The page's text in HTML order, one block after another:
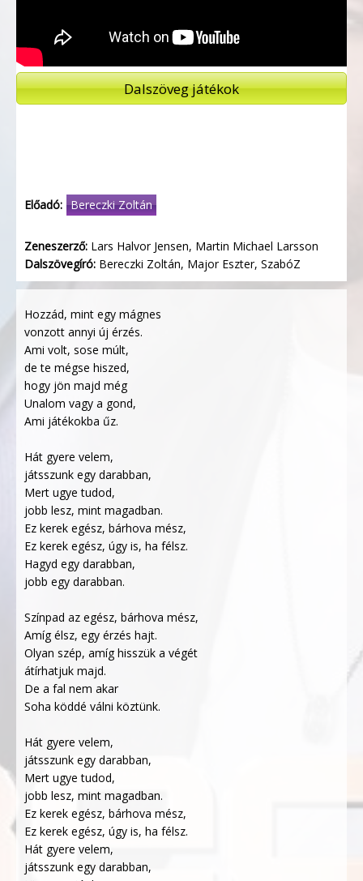
Dalszöveg játékok
Előadó: Bereczki Zoltán
Zeneszerző: Lars Halvor Jensen, Martin Michael Larsson
Dalszövegíró: Bereczki Zoltán, Major Eszter, SzabóZ
Hozzád, mint egy mágnes
vonzott annyi új érzés.
Ami volt, sose múlt,
de te mégse hiszed,
hogy jön majd még
Unalom vagy a gond,
Ami játékokba űz.
Hát gyere velem,
játsszunk egy darabban,
Mert ugye tudod,
jobb lesz, mint magadban.
Ez kerek egész, bárhova mész,
Ez kerek egész, úgy is, ha félsz.
Hagyd egy darabban,
jobb egy darabban.
Színpad az egész, bárhova mész,
Amíg élsz, egy érzés hajt.
Olyan szép, amíg hisszük a végét
átírhatjuk majd.
De a fal nem akar
Soha köddé válni köztünk.
Hát gyere velem,
játsszunk egy darabban,
Mert ugye tudod,
jobb lesz, mint magadban.
Ez kerek egész, bárhova mész,
Ez kerek egész, úgy is, ha félsz.
Hát gyere velem,
játsszunk egy darabban,